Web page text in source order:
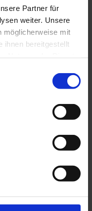
Partner für
weiter. Unsere
möglicherweise mit
ihnen bereitgestellt
von Frankreich ist?